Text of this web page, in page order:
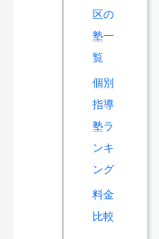
区の
塾一
覧
個別
指導
塾ラ
ンキ
ング
料金
比較